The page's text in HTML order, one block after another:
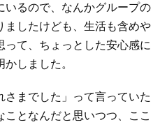
いるので、なんかグループの
ましたけども、生活も含めや
って、ちょっとした安心感に
しました。
までした」って言っていた
となんだと思いつつ、ここ